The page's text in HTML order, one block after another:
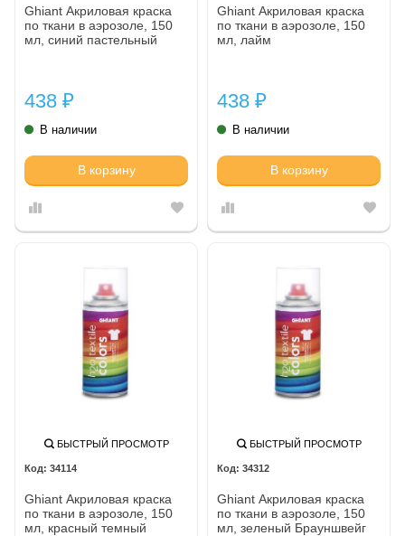
Ghiant Акриловая краска
по ткани в аэрозоле, 150
мл, синий пастельный
438 ₽
В наличии
В корзину
Ghiant Акриловая краска
по ткани в аэрозоле, 150
мл, лайм
438 ₽
В наличии
В корзину
БЫСТРЫЙ ПРОСМОТР
34114
Ghiant Акриловая краска
по ткани в аэрозоле, 150
мл, красный темный
БЫСТРЫЙ ПРОСМОТР
34312
Ghiant Акриловая краска
по ткани в аэрозоле, 150
мл, зеленый Брауншвейг